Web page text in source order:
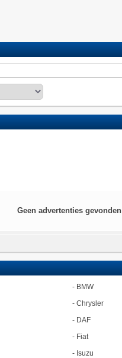
Geen advertenties gevonden
- BMW
- Chrysler
- DAF
- Fiat
- Isuzu